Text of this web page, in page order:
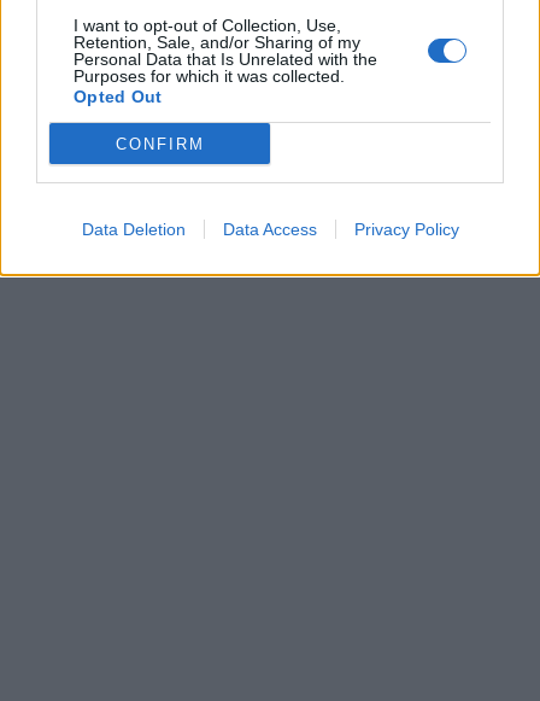
I want to opt-out of Collection, Use,
Retention, Sale, and/or Sharing of my
Personal Data that Is Unrelated with the
Purposes for which it was collected.
Opted Out
CONFIRM
Data Deletion Data Access Privacy Policy